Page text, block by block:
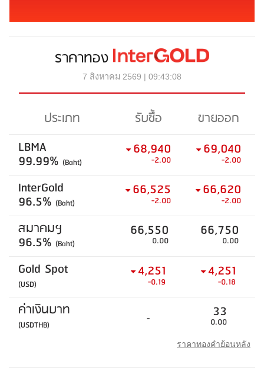
ราคาทอง
7 สิงหาคม 2569 | 09:43:08
ประเภท รับซื้อ
ขายออก
LBMA
99.99% (Baht)
68,940
-2.00
69,040
-2.00
InterGold
96.5% (Baht)
66,525
-2.00
66,620
-2.00
สมาคมฯ
96.5% (Baht)
66,550
0.00
66,750
0.00
Gold Spot
(USD)
4,251
-0.19
4,251
-0.18
ค่าเงินบาท
(USDTHB) - 33
0.00
ราคาทองคำย้อนหลัง